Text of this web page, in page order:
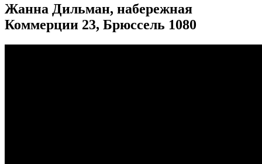
Жанна Дильман, набережная
Коммерции 23, Брюссель 1080